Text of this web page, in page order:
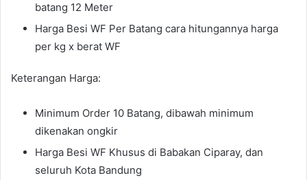
batang 12 Meter
Harga Besi WF Per Batang cara hitungannya harga
per kg x berat WF
Keterangan Harga:
Minimum Order 10 Batang, dibawah minimum
dikenakan ongkir
Harga Besi WF Khusus di Babakan Ciparay, dan
seluruh Kota Bandung